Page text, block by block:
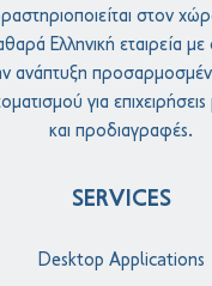
στον
Ελληνική εταιρεία με
ανάπτυξη
για επιχειρήσεις
και προδιαγραφές.
SERVICES
Desktop Applications